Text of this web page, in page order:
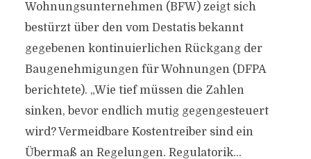
Wohnungsunternehmen (BFW) zeigt sich
bestürzt über den vom Destatis bekannt
gegebenen kontinuierlichen Rückgang der
Baugenehmigungen für Wohnungen (DFPA
berichtete). „Wie tief müssen die Zahlen
sinken, bevor endlich mutig gegengesteuert
wird? Vermeidbare Kostentreiber sind ein
Übermaß an Regelungen. Regulatorik...